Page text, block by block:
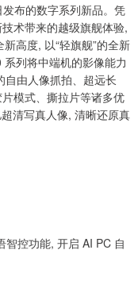
布的数字系列新品。凭
术带来的越级旗舰体验,
高度, 以“轻旗舰”的全新
列将中端机的影像能力
由人像抓拍、超远长
模式、撕拉片等诸多优
清写真人像, 清晰还原真
控功能, 开启 AI PC 自